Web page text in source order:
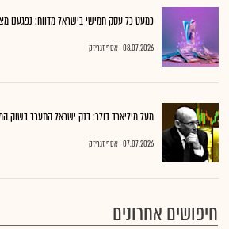
כמעט כל עסק חמישי בישראל מדווח: נפגענו
08.07.2026 אסף זגריזק
מעל מיליארד דולר: בנק ישראל התערב בשוק
07.07.2026 אסף זגריזק
חיפושים אחרונים